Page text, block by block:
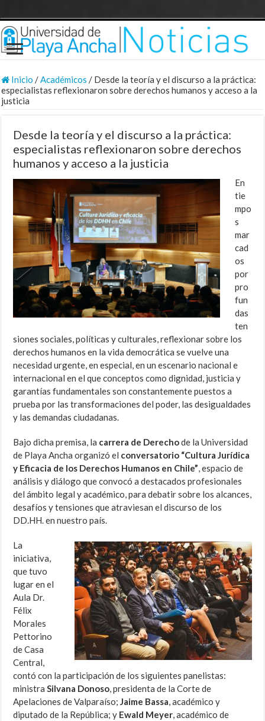
Inicio /Académicos / Desde la teoría y el discurso a la práctica:
especialistas reflexionaron sobre derechos humanos y acceso a la
justicia
Desde la teoría y el discurso a la práctica:
especialistas reflexionaron sobre derechos
humanos y acceso a la justicia
En
tie
mpo
s
mar
cad
os
por
pro
fun
das
ten
siones sociales, políticas y culturales, reflexionar sobre los
derechos humanos en la vida democrática se vuelve una
necesidad urgente, en especial, en un escenario nacional e
internacional en el que conceptos como dignidad, justicia y
garantías fundamentales son constantemente puestos a
prueba por las transformaciones del poder, las desigualdades
y las demandas ciudadanas.
Bajo dicha premisa, la carrera de Derechode la Universidad
de Playa Ancha organizó el conversatorio “Cultura Jurídica
y Eficacia de los Derechos Humanos en Chile”, espacio de
análisis y diálogo que convocó a destacados profesionales
del ámbito legal y académico, para debatir sobre los alcances,
desafíos y tensiones que atraviesan el discurso de los
DD.HH. en nuestro país.
La
iniciativa,
que tuvo
lugar en el
Aula Dr.
Félix
Morales
Pettorino
de Casa
Central,
contó con la participación de los siguientes panelistas:
ministraSilvana Donoso, presidenta de la Corte de
Apelaciones de Valparaíso;Jaime Bassa, académico y
diputado de la República; y Ewald Meyer, académico de